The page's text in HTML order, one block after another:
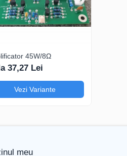
45W/8Ω
37,27 Lei
Vezi Variante
meu